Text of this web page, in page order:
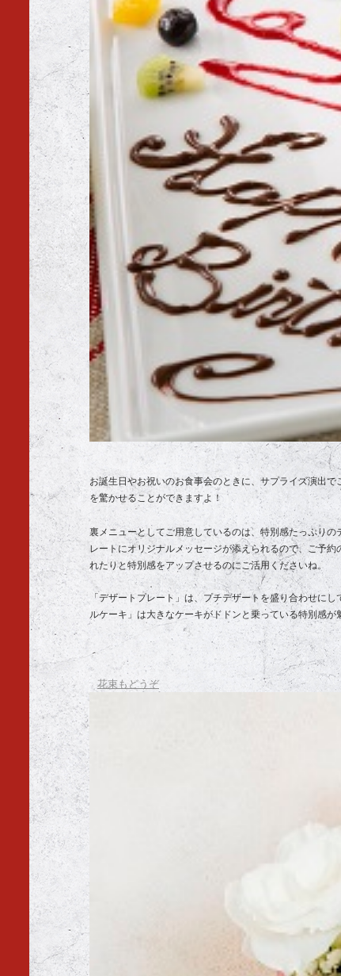
お誕生日やお祝いのお食事会のときに、サプライズ演出
を驚かせることができますよ！
裏メニューとしてご用意しているのは、特別感たっぷり
レートにオリジナルメッセージが添えられるので、ご予
れたりと特別感をアップさせるのにご活用くださいね。
「デザートプレート」は、プチデザートを盛り合わせに
ルケーキ」は大きなケーキがドドンと乗っている特別感が
花束もどうぞ